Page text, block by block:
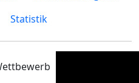
Statistik